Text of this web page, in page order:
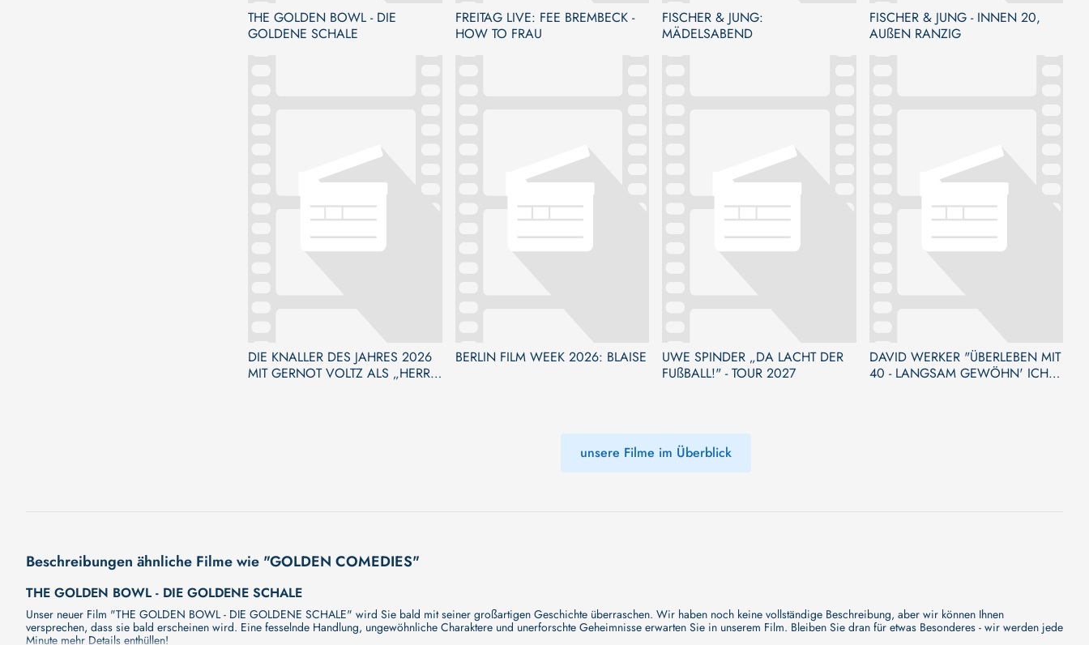
THE GOLDEN BOWL - DIE
GOLDENE SCHALE
FREITAG LIVE: FEE BREMBECK -
HOW TO FRAU
FISCHER & JUNG:
MÄDELSABEND
FISCHER & JUNG - INNEN 20,
AUßEN RANZIG
DIE KNALLER DES JAHRES 2026
MIT GERNOT VOLTZ ALS „HERR
BERLIN FILM WEEK 2026: BLAISE
UWE SPINDER „DA LACHT DER
FUßBALL!" - TOUR 2027
DAVID WERKER "ÜBERLEBEN MIT
40 - LANGSAM GEWÖHN' ICH
unsere Filme im Überblick
Beschreibungen ähnliche Filme wie "GOLDEN COMEDIES"
THE GOLDEN BOWL - DIE GOLDENE SCHALE
Unser neuer Film "THE GOLDEN BOWL - DIE GOLDENE SCHALE" wird Sie bald mit seiner großartigen Geschichte überraschen. Wir haben noch keine vollständige Beschreibung, aber wir können Ihnen
versprechen, dass sie bald erscheinen wird. Eine fesselnde Handlung, ungewöhnliche Charaktere und unerforschte Geheimnisse erwarten Sie in unserem Film. Bleiben Sie dran für etwas Besonderes - wir werden jede
Minute mehr Details enthüllen!